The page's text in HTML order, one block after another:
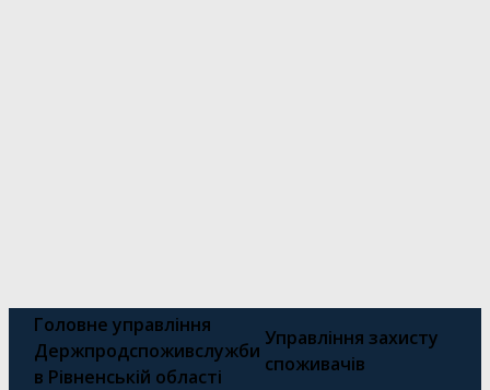
Головне управління
Держпродспоживслужби
в Рівненській області
Управління захисту
споживачів